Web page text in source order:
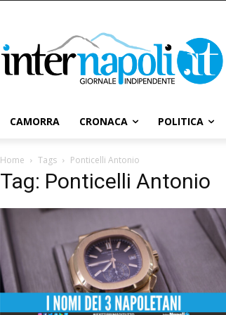
CAMORRA CRONACA POLITICA
Home Tags Ponticelli Antonio
Tag: Ponticelli Antonio